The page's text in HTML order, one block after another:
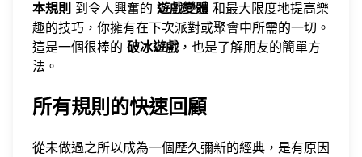
本規則 到令人興奮的 遊戲變體 和最大限度地提高樂
趣的技巧，你擁有在下次派對或聚會中所需的一切。
這是一個很棒的 破冰遊戲 ，也是了解朋友的簡單方
法。
所有規則的快速回顧
從未做過之所以成為一個歷久彌新的經典，是有原因